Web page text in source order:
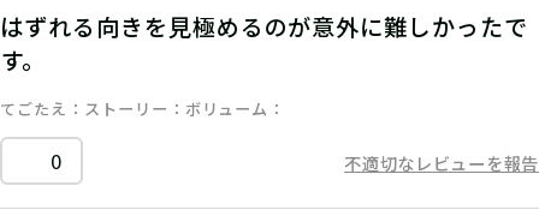
はずれる向きを見極めるのが意外に難しかったで
す。
てごたえ ストーリー ボリューム
0 不適切なレビューを報告